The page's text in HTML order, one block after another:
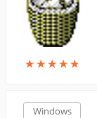
★★★★★
★★★★★
Windows